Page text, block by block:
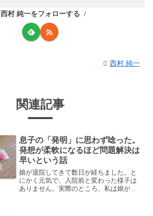
西村 純一をフォローする
西村 純一
関連記事
息子の「発明」に思わず唸った。
発想が柔軟になるほど問題解決は
早いという話
娘が退院してきて数日が経ちました。と
にかく元気で、入院前と変わった様子は
ありません。実際のところ、私は娘が熱